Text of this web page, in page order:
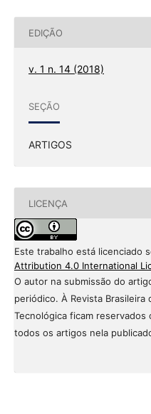
EDIÇÃO
v. 1 n. 14 (2018)
SEÇÃO
ARTIGOS
LICENÇA
Este trabalho está licenciado
Attribution 4.0 International
O autor na submissão do
periódico. À Revista Brasileira
Tecnológica ficam
todos os artigos nela